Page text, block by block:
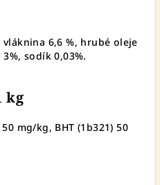
6,6 %, hrubé oleje
3%, sodík 0,03%.
kg
mg/kg, BHT (1b321) 50